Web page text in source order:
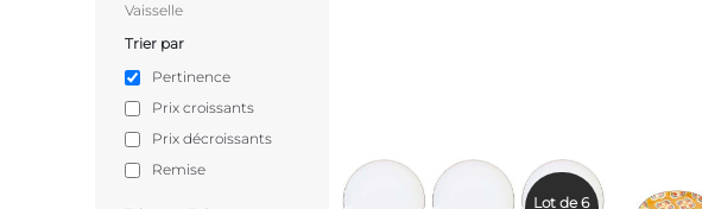
Vaisselle
Trier par
Pertinence
Prix croissants
Prix décroissants
Remise
Lot de 6